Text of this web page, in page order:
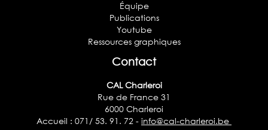
Équipe
Publications
Youtube
Ressources graphiques
Contact
CAL Charleroi
Rue de France 31
6000 Charleroi
Accueil : 071/ 53. 91. 72 - info@cal-charleroi.be